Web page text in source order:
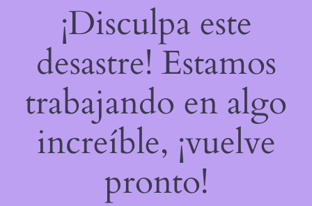
¡Disculpa este
desastre! Estamos
trabajando en algo
increíble, ¡vuelve
pronto!